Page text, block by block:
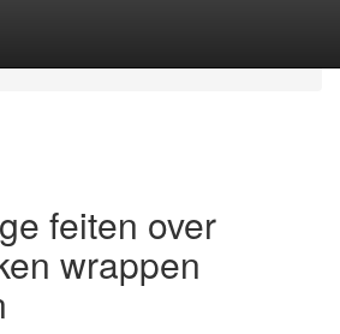
feiten over
wrappen